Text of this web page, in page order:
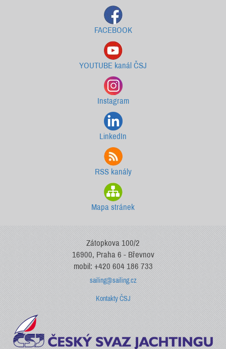
FACEBOOK
YOUTUBE kanál ČSJ
Instagram
LinkedIn
RSS kanály
Mapa stránek
Zátopkova 100/2
16900, Praha 6 - Břevnov
mobil: +420 604 186 733
sailing@sailing.cz
Kontakty ČSJ